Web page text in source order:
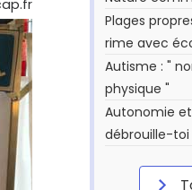
Plages
rime avec
Autisme : "
physique "
Autonomie
débrouille-toi